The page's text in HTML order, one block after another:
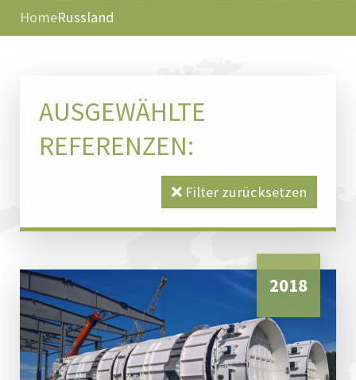
HomeRussland
AUSGEWÄHLTE
REFERENZEN:
Filter zurücksetzen
2018